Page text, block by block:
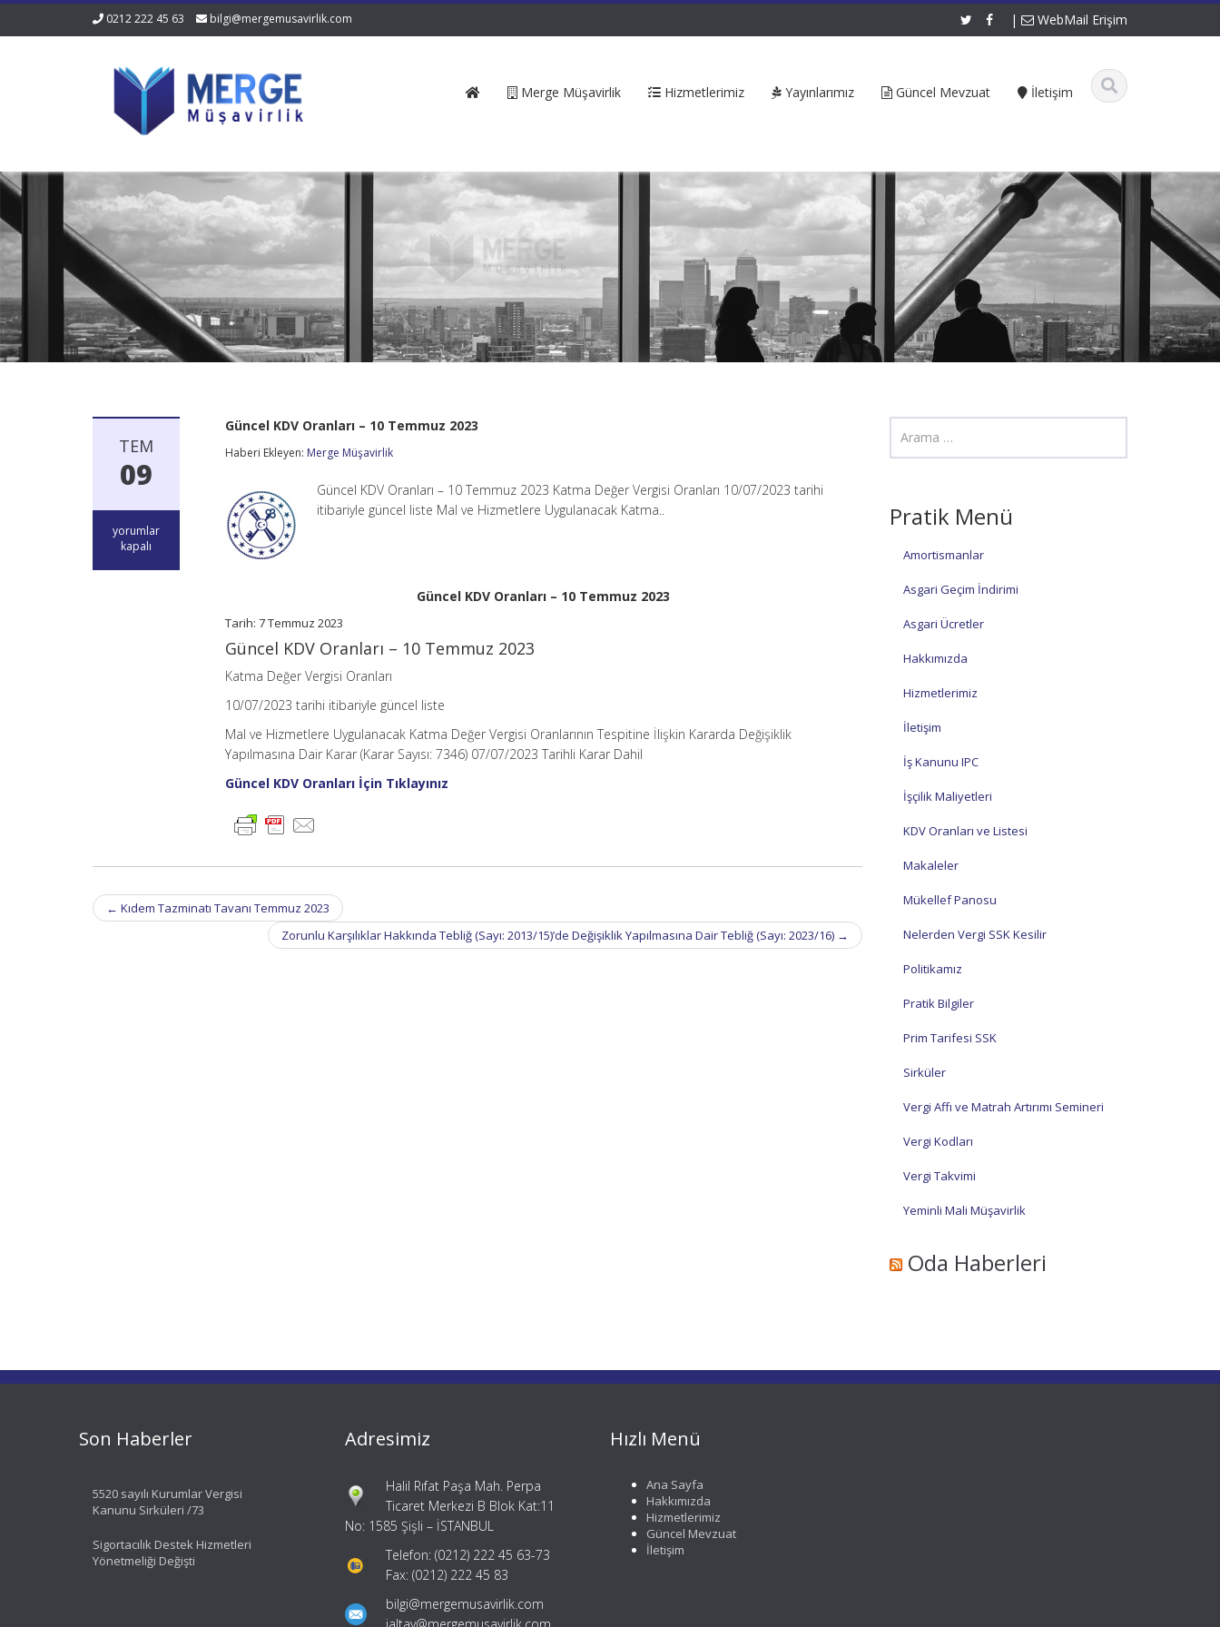
0212 222 45 63 bilgi@mergemusavirlik.com | WebMail Erişim
Merge Müşavirlik Hizmetlerimiz Yayınlarımız Güncel Mevzuat İletişim
TEM
09
Güncel
KDV
yorumlar
kapalı
Güncel KDV Oranları – 10 Temmuz 2023
Haberi Ekleyen: Merge Müşavirlik
Güncel KDV Oranları – 10 Temmuz 2023 Katma Değer Vergisi Oranları 10/07/2023 tarihi
itibariyle güncel liste Mal ve Hizmetlere Uygulanacak Katma..
Güncel KDV Oranları – 10 Temmuz 2023
Tarih: 7 Temmuz 2023
Güncel KDV Oranları – 10 Temmuz 2023
Katma Değer Vergisi Oranları
10/07/2023 tarihi itibariyle güncel liste
Mal ve Hizmetlere Uygulanacak Katma Değer Vergisi Oranlarının Tespitine İlişkin Kararda Değişiklik
Yapılmasına Dair Karar (Karar Sayısı: 7346) 07/07/2023 Tarihli Karar Dahil
Güncel KDV Oranları İçin Tıklayınız
Post
navigation
← Kıdem Tazminatı Tavanı Temmuz 2023
Zorunlu Karşılıklar Hakkında Tebliğ (Sayı: 2013/15)’de Değişiklik Yapılmasına Dair Tebliğ (Sayı: 2023/16) →
Pratik Menü
Amortismanlar
Asgari Geçim İndirimi
Asgari Ücretler
Hakkımızda
Hizmetlerimiz
İletişim
İş Kanunu IPC
İşçilik Maliyetleri
KDV Oranları ve Listesi
Makaleler
Mükellef Panosu
Nelerden Vergi SSK Kesilir
Politikamız
Pratik Bilgiler
Prim Tarifesi SSK
Sirküler
Vergi Affı ve Matrah Artırımı Semineri
Vergi Kodları
Vergi Takvimi
Yeminli Mali Müşavirlik
Oda Haberleri
Son Haberler
5520 sayılı Kurumlar Vergisi
Kanunu Sirküleri /73
Sigortacılık Destek Hizmetleri
Yönetmeliği Değişti
Adresimiz
Halil Rıfat Paşa Mah. Perpa
Ticaret Merkezi B Blok Kat:11
No: 1585 Şişli – İSTANBUL
Telefon: (0212) 222 45 63-73
Fax: (0212) 222 45 83
bilgi@mergemusavirlik.com
Hızlı Menü
Ana Sayfa
Hakkımızda
Hizmetlerimiz
Güncel Mevzuat
İletişim